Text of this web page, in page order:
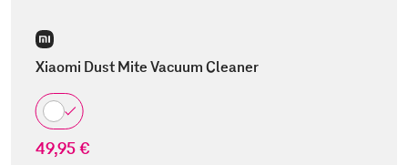
Xiaomi Dust Mite Vacuum Cleaner
49,95 €